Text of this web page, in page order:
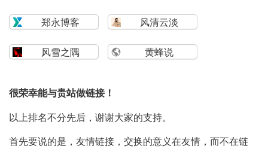
郑永博客 风清云淡
风雪之隅 黄蜂说
很荣幸能与贵站做链接！
以上排名不分先后，谢谢大家的支持。
首先要说的是，友情链接，交换的意义在友情，而不在链